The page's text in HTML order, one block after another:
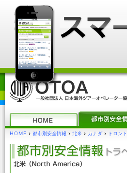
HOME › 都市別安全情報 › 北米 › カナダ › トロント